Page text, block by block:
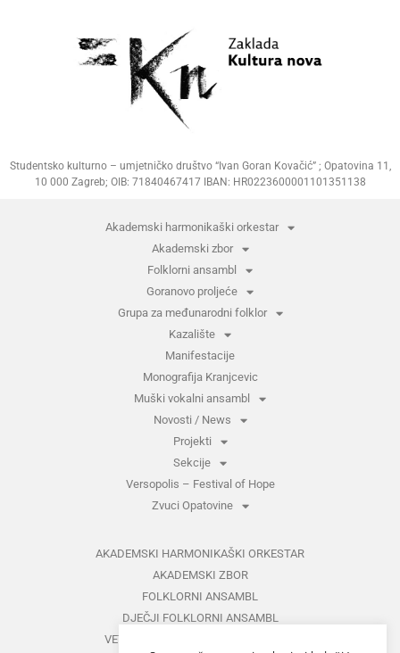
Studentsko kulturno – umjetničko društvo “Ivan Goran Kovačić” ; Opatovina 11,
10 000 Zagreb; OIB: 71840467417 IBAN: HR0223600001101351138
Akademski harmonikaški orkestar
Akademski zbor
Folklorni ansambl
Goranovo proljeće
Grupa za međunarodni folklor
Kazalište
Manifestacije
Monografija Kranjcevic
Muški vokalni ansambl
Novosti / News
Projekti
Sekcije
Versopolis – Festival of Hope
Zvuci Opatovine
AKADEMSKI HARMONIKAŠKI ORKESTAR
AKADEMSKI ZBOR
FOLKLORNI ANSAMBL
DJEČJI FOLKLORNI ANSAMBL
VETERANI FOLKLORNOG ANSAMBLA